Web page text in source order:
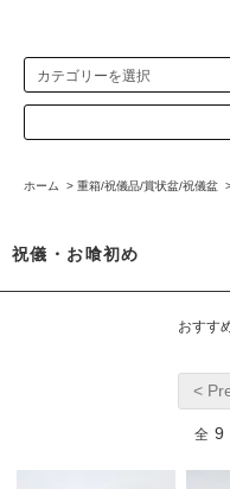
ホーム > 重箱/祝儀品/賞状盆/祝儀盆
祝儀・お喰初め
おすす
<
全 9